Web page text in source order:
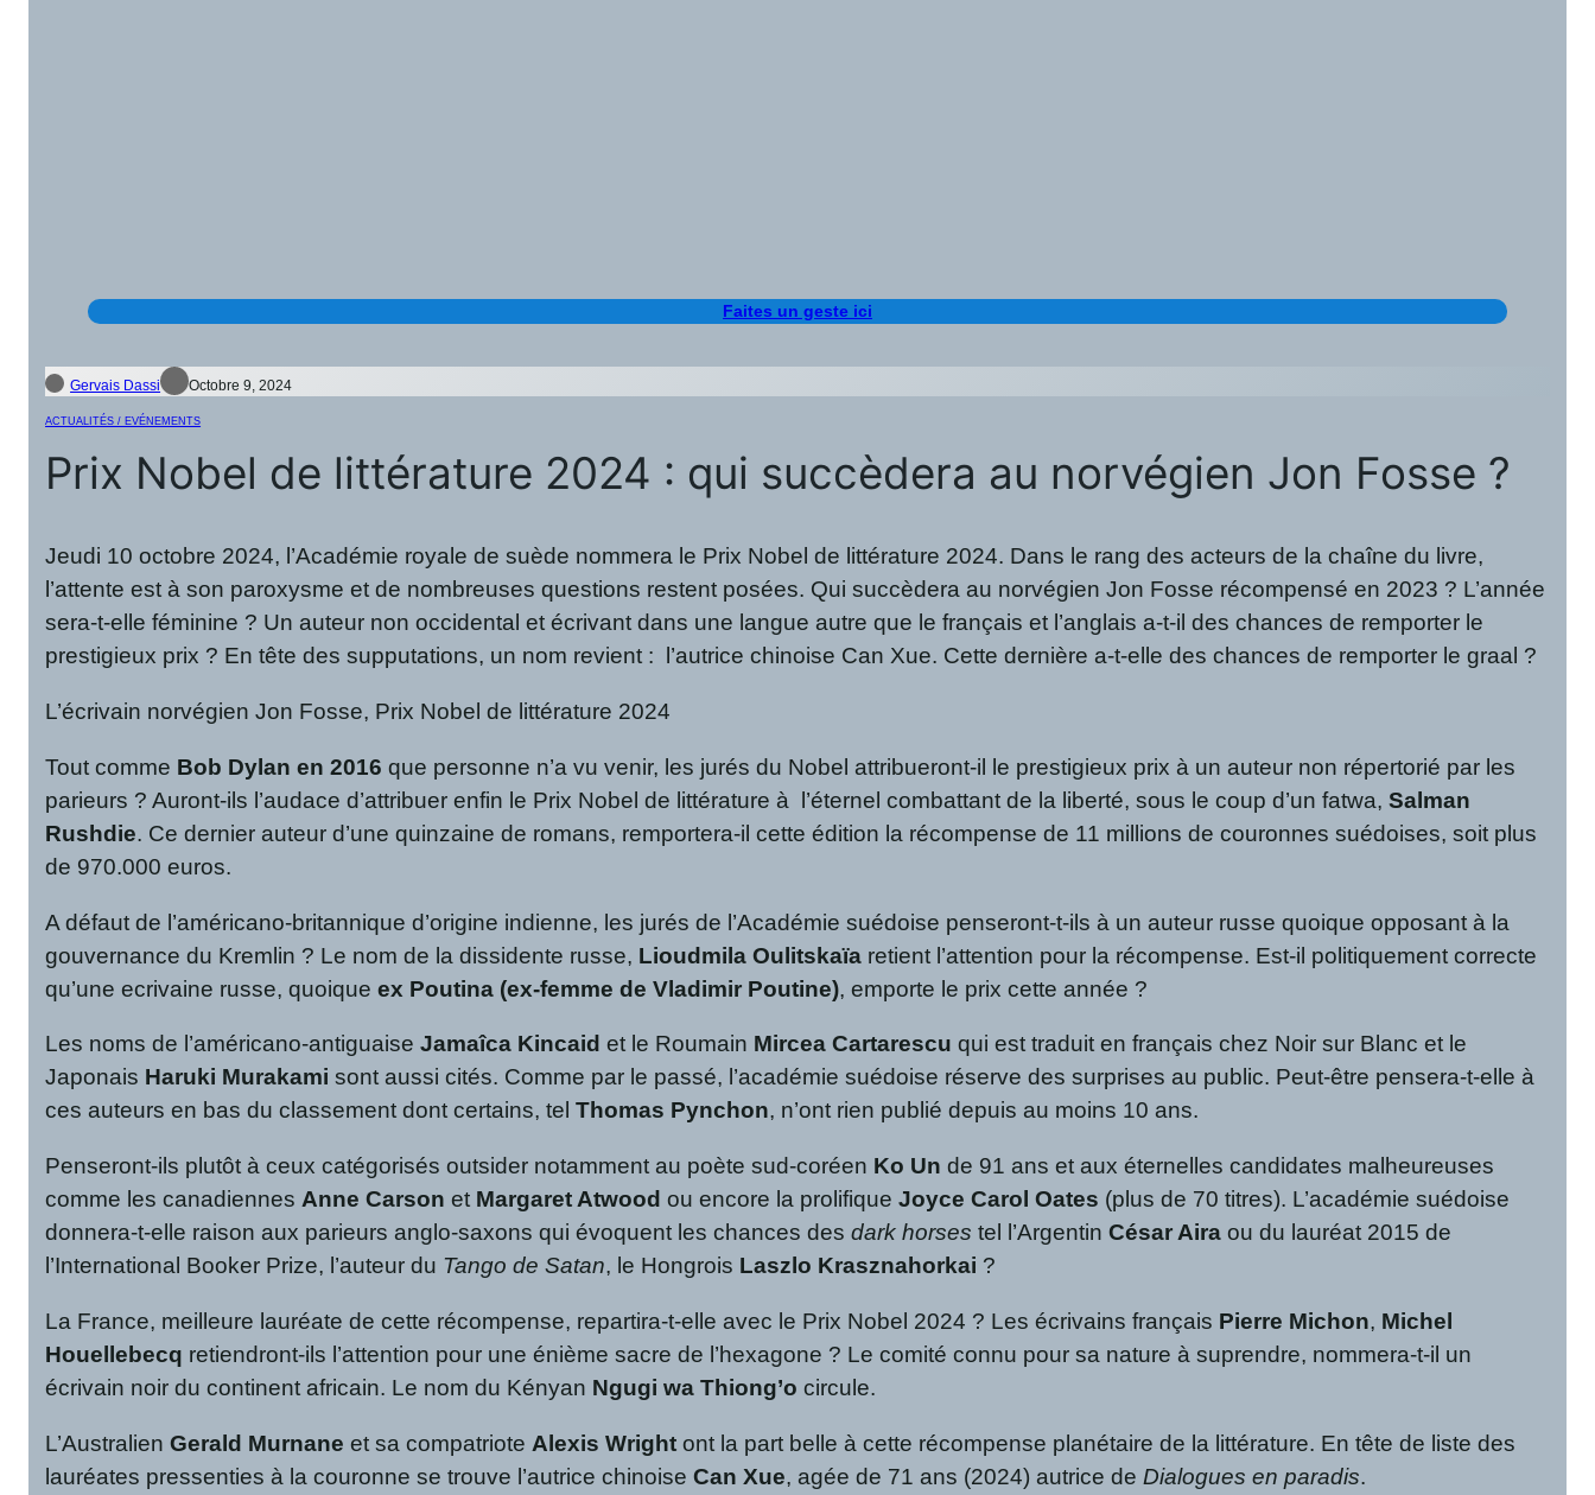
Faites un geste ici
Gervais Dassi Octobre 9, 2024
ACTUALITÉS / EVÉNEMENTS
Prix Nobel de littérature 2024 : qui succèdera au norvégien Jon Fosse ?
Jeudi 10 octobre 2024, l’Académie royale de suède nommera le Prix Nobel de littérature 2024. Dans le rang des acteurs de la chaîne du livre,
l’attente est à son paroxysme et de nombreuses questions restent posées. Qui succèdera au norvégien Jon Fosse récompensé en 2023 ? L’année
sera-t-elle féminine ? Un auteur non occidental et écrivant dans une langue autre que le français et l’anglais a-t-il des chances de remporter le
prestigieux prix ? En tête des supputations, un nom revient : l’autrice chinoise Can Xue. Cette dernière a-t-elle des chances de remporter le graal ?
L’écrivain norvégien Jon Fosse, Prix Nobel de littérature 2024
Tout comme Bob Dylan en 2016 que personne n’a vu venir, les jurés du Nobel attribueront-il le prestigieux prix à un auteur non répertorié par les
parieurs ? Auront-ils l’audace d’attribuer enfin le Prix Nobel de littérature à l’éternel combattant de la liberté, sous le coup d’un fatwa,Salman
Rushdie. Ce dernier auteur d’une quinzaine de romans, remportera-il cette édition la récompense de 11 millions de couronnes suédoises, soit plus
de 970.000 euros.
A défaut de l’américano-britannique d’origine indienne, les jurés de l’Académie suédoise penseront-t-ils à un auteur russe quoique opposant à la
gouvernance du Kremlin ? Le nom de la dissidente russe, Lioudmila Oulitskaïa retient l’attention pour la récompense. Est-il politiquement correcte
qu’une ecrivaine russe, quoiqueex Poutina (ex-femme de Vladimir Poutine), emporte le prix cette année ?
Les noms de l’américano-antiguaiseJamaîca Kincaid et le Roumain Mircea Cartarescu qui est traduit en français chez Noir sur Blanc et le
Japonais Haruki Murakami sont aussi cités. Comme par le passé, l’académie suédoise réserve des surprises au public. Peut-être pensera-t-elle à
ces auteurs en bas du classement dont certains, telThomas Pynchon, n’ont rien publié depuis au moins 10 ans.
Penseront-ils plutôt à ceux catégorisés outsider notamment au poète sud-coréen Ko Un de 91 ans et aux éternelles candidates malheureuses
comme les canadiennes Anne Carson et Margaret Atwood ou encore la prolifiqueJoyce Carol Oates (plus de 70 titres). L’académie suédoise
donnera-t-elle raison aux parieurs anglo-saxons qui évoquent les chances desdark horses tel l’ArgentinCésar Aira ou du lauréat 2015 de
l’International Booker Prize, l’auteur du Tango de Satan, le Hongrois Laszlo Krasznahorkai ?
La France, meilleure lauréate de cette récompense, repartira-t-elle avec le Prix Nobel 2024 ? Les écrivains français Pierre Michon, Michel
Houellebecq retiendront-ils l’attention pour une énième sacre de l’hexagone ? Le comité connu pour sa nature à suprendre, nommera-t-il un
écrivain noir du continent africain. Le nom du Kényan Ngugi wa Thiong’o circule.
L’AustralienGerald Murnane et sa compatriote Alexis Wright ont la part belle à cette récompense planétaire de la littérature. En tête de liste des
lauréates pressenties à la couronne se trouve l’autrice chinoiseCan Xue, agée de 71 ans (2024) autrice de Dialogues en paradis.